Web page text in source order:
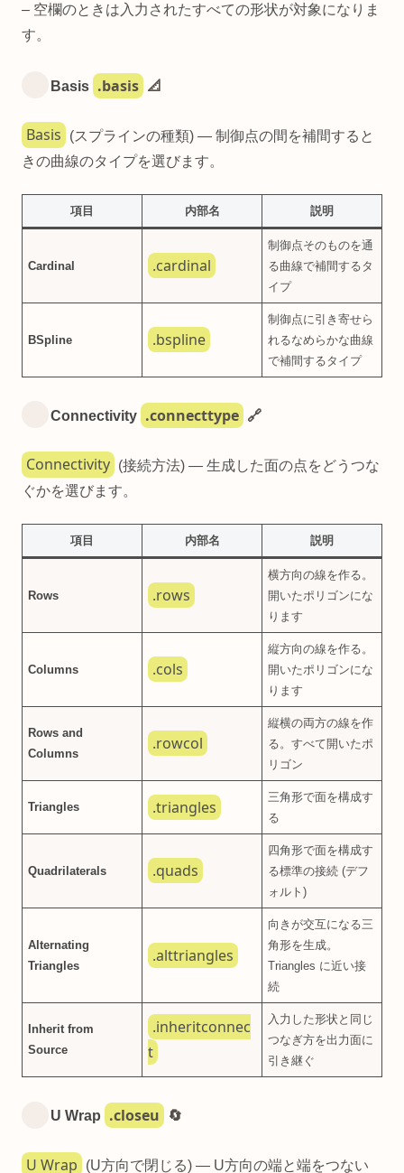
– 空欄のときは入力されたすべての形状が対象になりま
す。
Basis .basis 📐
Basis
(スプラインの種類) — 制御点の間を補間すると
きの曲線のタイプを選びます。
項目 内部名 説明
Cardinal .cardinal
制御点そのものを通
る曲線で補間するタ
イプ
BSpline .bspline
制御点に引き寄せら
れるなめらかな曲線
で補間するタイプ
Connectivity .connecttype 🔗
Connectivity
(接続方法) — 生成した面の点をどうつな
ぐかを選びます。
項目 内部名 説明
Rows .rows
横方向の線を作る。
開いたポリゴンにな
ります
Columns .cols
縦方向の線を作る。
開いたポリゴンにな
ります
Rows and
Columns
.rowcol
縦横の両方の線を作
る。すべて開いたポ
リゴン
Triangles .triangles
三角形で面を構成す
る
Quadrilaterals .quads
四角形で面を構成す
る標準の接続 (デフ
ォルト)
Alternating
Triangles
.alttriangles
向きが交互になる三
角形を生成。
Triangles に近い接
続
Inherit from
Source
.inheritconnec
t
入力した形状と同じ
つなぎ方を出力面に
引き継ぐ
U Wrap .closeu 🔄
U Wrap
(U方向で閉じる) — U方向の端と端をつない